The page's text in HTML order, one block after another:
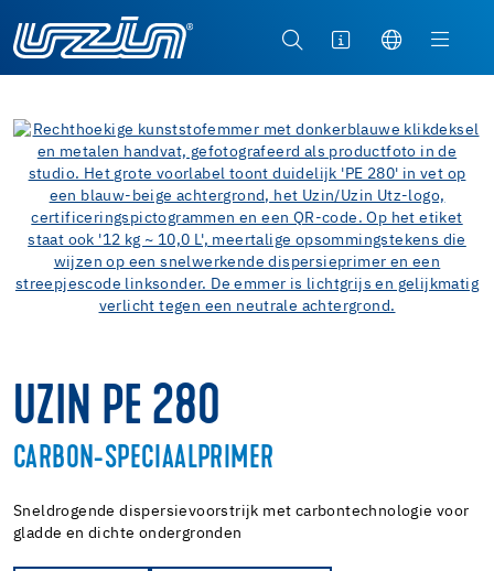
UZIN PE 280
CARBON-SPECIAALPRIMER
Sneldrogende dispersievoorstrijk met carbontechnologie voor
gladde en dichte ondergronden